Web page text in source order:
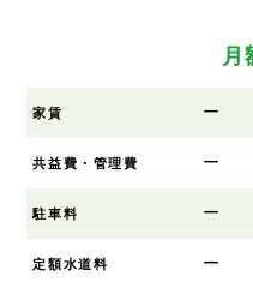
月
家賃 ー
共益費・管理費 ー
駐車料 ー
定額水道料 ー